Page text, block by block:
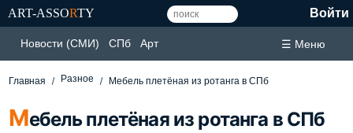
ART-ASSORTY Войти
Новости (СМИ) СПб Арт ☰ Меню
Главная Разное Мебель плетёная из ротанга в СПб
Мебель плетёная из ротанга в СПб